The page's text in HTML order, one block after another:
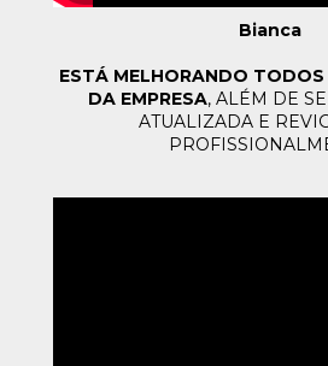
Bianca
ESTÁ MELHORANDO TODOS
DA EMPRESA, ALÉM DE
ATUALIZADA E